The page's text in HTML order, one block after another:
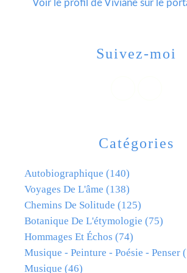
Catégories
Autobiographique (140)
Voyages De L'âme (138)
Chemins De Solitude (125)
Botanique De L'étymologie (75)
Hommages Et Échos (74)
Musique - Peinture - Poésie - Penser
Musique (46)
Voir le profil de Vivianesur le
Suivez-moi